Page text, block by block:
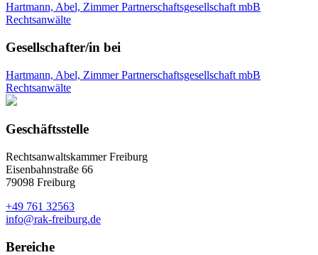
Hartmann, Abel, Zimmer Partnerschaftsgesellschaft mbB
Rechtsanwälte
Gesellschafter/in bei
Hartmann, Abel, Zimmer Partnerschaftsgesellschaft mbB
Rechtsanwälte
Geschäftsstelle
Rechtsanwaltskammer Freiburg
Eisenbahnstraße 66
79098 Freiburg
+49 761 32563
info@rak-freiburg.de
Bereiche